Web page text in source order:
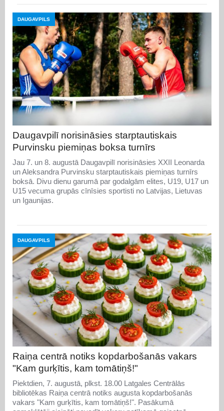
DAUGAVPILS
Daugavpilī norisināsies starptautiskais
Purvinsku piemiņas boksa turnīrs
Jau 7. un 8. augustā Daugavpilī norisināsies XXII Leonarda
un Aleksandra Purvinsku starptautiskais piemiņas turnīrs
boksā. Divu dienu garumā par godalgām elites, U19, U17 un
U15 vecuma grupās cīnīsies sportisti no Latvijas, Lietuvas
un Igaunijas.
DAUGAVPILS
Raiņa centrā notiks kopdarbošanās vakars
"Kam gurķītis, kam tomātiņš!"
Piektdien, 7. augustā, plkst. 18.00 Latgales Centrālās
bibliotēkas Raiņa centrā notiks augusta kopdarbošanās
vakars "Kam gurķītis, kam tomātiņš!". Pasākumā